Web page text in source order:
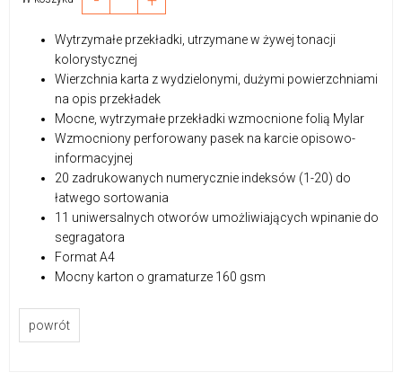
Wytrzymałe przekładki, utrzymane w żywej tonacji
kolorystycznej
Wierzchnia karta z wydzielonymi, dużymi powierzchniami
na opis przekładek
Mocne, wytrzymałe przekładki wzmocnione folią Mylar
Wzmocniony perforowany pasek na karcie opisowo-
informacyjnej
20 zadrukowanych numerycznie indeksów (1-20) do
łatwego sortowania
11 uniwersalnych otworów umożliwiających wpinanie do
segragatora
Format A4
Mocny karton o gramaturze 160 gsm
powrót